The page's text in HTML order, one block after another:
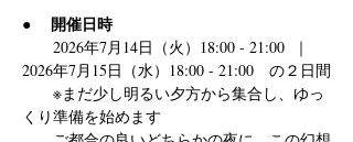
● 開催日時
2026年7月14日（火）18:00 - 21:00  ｜
2026年7月15日（水）18:00 - 21:00　の２日間
※まだ少し明るい夕方から集合し、ゆっ
くり準備を始めます